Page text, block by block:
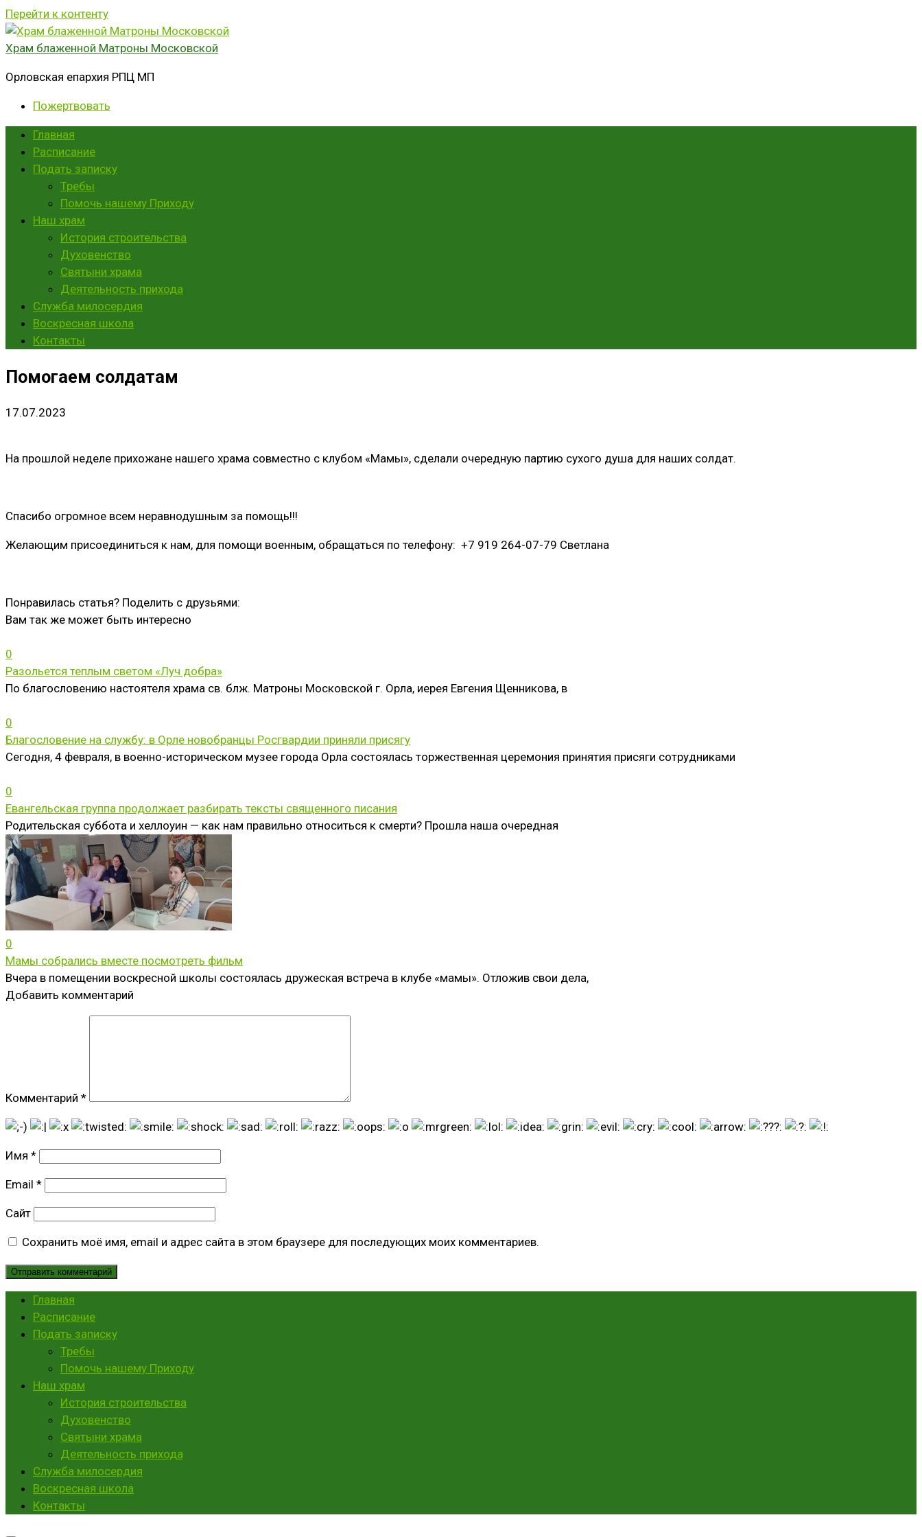
Перейти к контенту
Храм блаженной Матроны Московской
Орловская епархия РПЦ МП
Пожертвовать
Главная
Расписание
Подать записку
Требы
Помочь нашему Приходу
Наш храм
История строительства
Духовенство
Святыни храма
Деятельность прихода
Служба милосердия
Воскресная школа
Контакты
Помогаем солдатам
17.07.2023
На прошлой неделе прихожане нашего храма совместно с клубом «Мамы», сделали очередную партию сухого душа для наших солдат.
Спасибо огромное всем неравнодушным за помощь!!!
Желающим присоединиться к нам, для помощи военным, обращаться по телефону: +7 919 264-07-79 Светлана
Понравилась статья? Поделить с друзьями:
Вам так же может быть интересно
0
Разольется теплым светом «Луч добра»
По благословению настоятеля храма св. блж. Матроны Московской г. Орла, иерея Евгения Щенникова, в
0
Благословение на службу: в Орле новобранцы Росгвардии приняли присягу
Сегодня, 4 февраля, в военно-историческом музее города Орла состоялась торжественная церемония принятия присяги сотрудниками
0
Евангельская группа продолжает разбирать тексты священного писания
Родительская суббота и хеллоуин — как нам правильно относиться к смерти? Прошла наша очередная
0
Мамы собрались вместе посмотреть фильм
Вчера в помещении воскресной школы состоялась дружеская встреча в клубе «мамы». Отложив свои дела,
Добавить комментарий
Комментарий *
Имя *
Email *
Сайт
Сохранить моё имя, email и адрес сайта в этом браузере для последующих моих комментариев.
Главная
Расписание
Подать записку
Требы
Помочь нашему Приходу
Наш храм
История строительства
Духовенство
Святыни храма
Деятельность прихода
Служба милосердия
Воскресная школа
Контакты